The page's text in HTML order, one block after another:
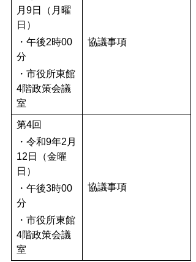
月9日（月曜
日）
・午後2時00
分
・市役所東館
4階政策会議
室
協議事項
第4回
・令和9年2月
12日（金曜
日）
・午後3時00
分
・市役所東館
4階政策会議
室
協議事項